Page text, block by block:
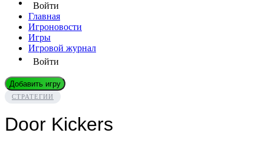
Войти
Главная
Игроновости
Игры
Игровой журнал
Войти
Добавить игру
СТРАТЕГИИ
Door Kickers